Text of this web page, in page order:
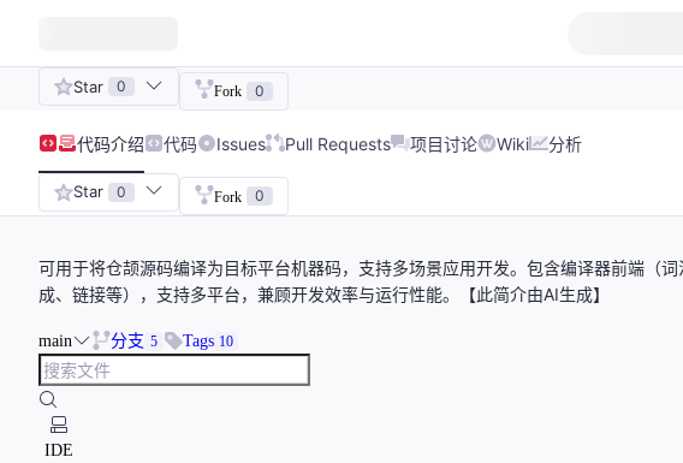
Star 0 Fork 0
代码介绍 代码 Issues Pull Requests 项目讨论 Wiki 分析
Star 0 Fork 0
可用于将仓颉源码编译为目标平台机器码，支持多场景应用开发。包含编译器前端（
成、链接等），支持多平台，兼顾开发效率与运行性能。【此简介由AI生成】
main 分支 5 Tags 10
IDE